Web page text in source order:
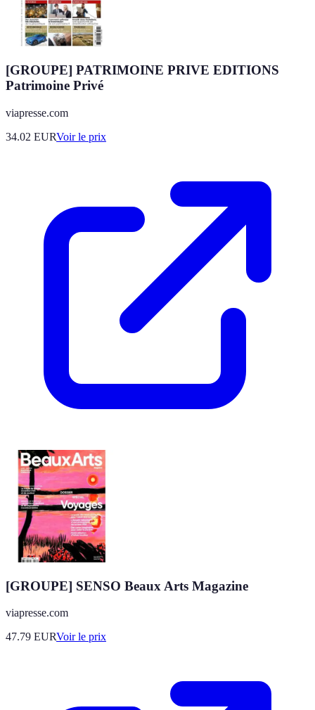
[GROUPE] PATRIMOINE PRIVE EDITIONS
Patrimoine Privé
viapresse.com
34.02 EURVoir le prix
[GROUPE] SENSO Beaux Arts Magazine
viapresse.com
47.79 EURVoir le prix